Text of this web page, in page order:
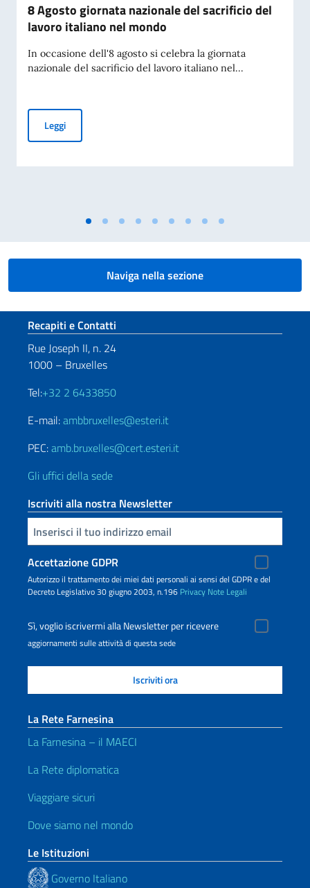
8 Agosto giornata nazionale del sacrificio del
lavoro italiano nel mondo
In occasione dell'8 agosto si celebra la giornata
nazionale del sacrificio del lavoro italiano nel...
Leggi8 Agosto giornata nazionale del sacrificio del lavoro
Naviga nella sezione
Sezione footer
Recapiti e Contatti
Rue Joseph II, n. 24
1000 – Bruxelles
Tel:+32 2 6433850
E-mail:ambbruxelles@esteri.it
PEC:amb.bruxelles@cert.esteri.it
Gli uffici della sede
Iscriviti alla nostra Newsletter
Inserisci la tua email
Accettazione GDPR
Autorizzo il trattamento dei miei dati personali ai sensi del GDPR e del
Decreto Legislativo 30 giugno 2003, n.196 Privacy Note Legali
Sì, voglio iscrivermi alla Newsletter per ricevere
aggiornamenti sulle attività di questa sede
La Rete Farnesina
La Farnesina – il MAECI
La Rete diplomatica
Viaggiare sicuri
Dove siamo nel mondo
Le Istituzioni
Governo Italiano